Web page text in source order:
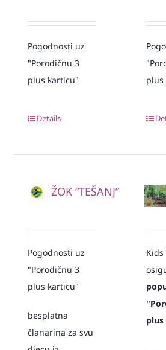
Pogodnosti uz
"Porodičnu 3
plus karticu"
Details
plus
ŽOK “TEŠANJ”
Pogodnosti uz
"Porodičnu 3
plus karticu"
besplatna
članarina za svu